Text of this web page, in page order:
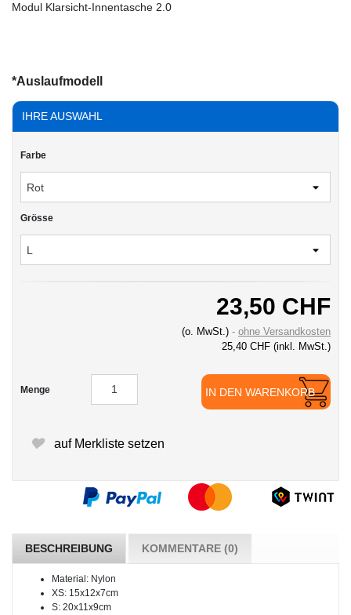
Modul Klarsicht-Innentasche 2.0
*Auslaufmodell
IHRE AUSWAHL
Farbe
Grösse
23,50 CHF
(o. MwSt.)
ohne Versandkosten
25,40 CHF (inkl. MwSt.)
Menge IN DEN WARENKORB
auf Merkliste setzen
BESCHREIBUNG KOMMENTARE (0)
Material: Nylon
XS: 15x12x7cm
S: 20x11x9cm